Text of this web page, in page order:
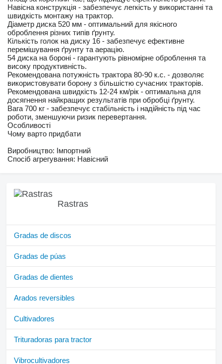
Навісна конструкція - забезпечує легкість у використанні та
швидкість монтажу на трактор.
Діаметр диска 520 мм - оптимальний для якісного
оброблення різних типів ґрунту.
Кількість голок на диску 16 - забезпечує ефективне
перемішування ґрунту та аерацію.
54 диска на бороні - гарантують рівномірне оброблення та
високу продуктивність.
Рекомендована потужність трактора 80-90 к.с. - дозволяє
використовувати борону з більшістю сучасних тракторів.
Рекомендована швидкість 12-24 км/рік - оптимальна для
досягнення найкращих результатів при обробці ґрунту.
Вага 700 кг - забезпечує стабільність і надійність під час
роботи, зменшуючи ризик перевертання.
Особливості
Чому варто придбати
Виробництво: Імпортний
Спосіб агрегування: Навісний
Rastras
Gradas de discos
Gradas de púas
Gradas de dientes
Arados reversibles
Cultivadores
Trituradoras para tractor
Vibrocultivadores